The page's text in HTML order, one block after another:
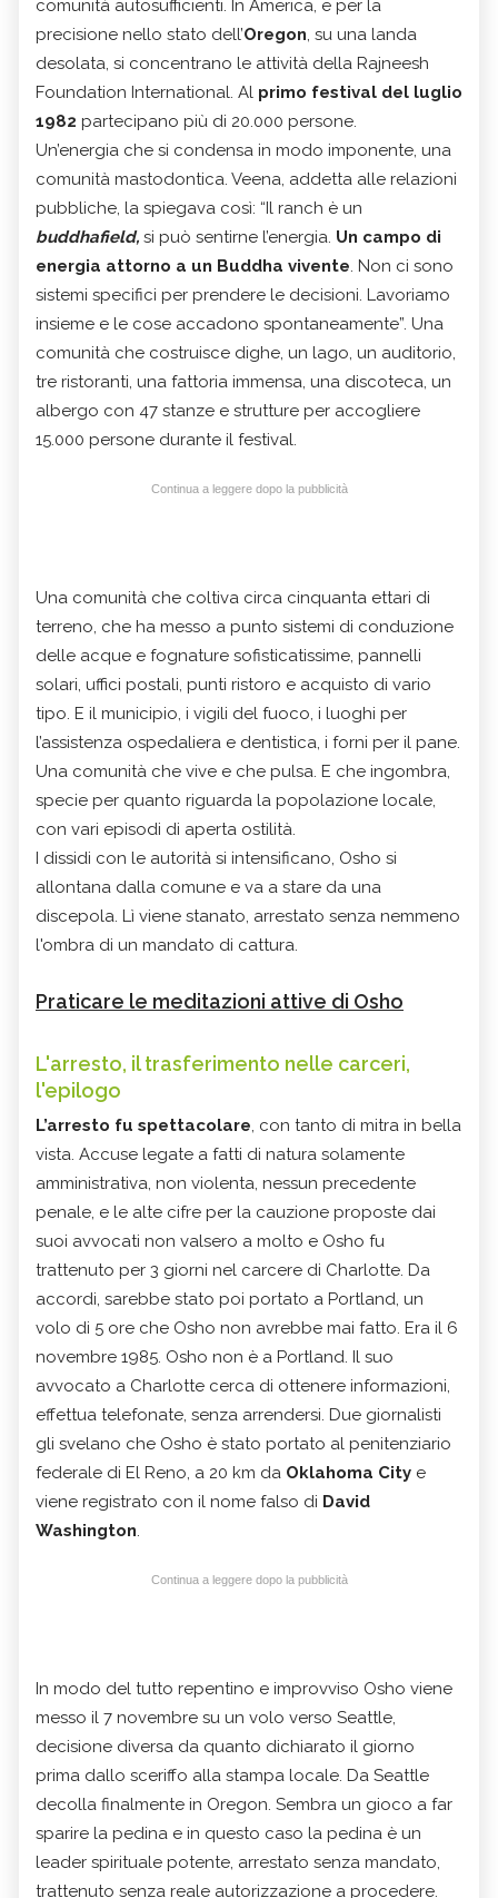
comunità autosufficienti. In America, e per la
precisione nello stato dell’Oregon, su una landa
desolata, si concentrano le attività della Rajneesh
Foundation International. Al primo festival del luglio
1982 partecipano più di 20.000 persone.
Un’energia che si condensa in modo imponente, una
comunità mastodontica. Veena, addetta alle relazioni
pubbliche, la spiegava così: “Il ranch è un
buddhafield, si può sentirne l’energia. Un campo di
energia attorno a un Buddha vivente. Non ci sono
sistemi specifici per prendere le decisioni. Lavoriamo
insieme e le cose accadono spontaneamente”. Una
comunità che costruisce dighe, un lago, un auditorio,
tre ristoranti, una fattoria immensa, una discoteca, un
albergo con 47 stanze e strutture per accogliere
15.000 persone durante il festival.
Continua a leggere dopo la pubblicità
Una comunità che coltiva circa cinquanta ettari di
terreno, che ha messo a punto sistemi di conduzione
delle acque e fognature sofisticatissime, pannelli
solari, uffici postali, punti ristoro e acquisto di vario
tipo. E il municipio, i vigili del fuoco, i luoghi per
l’assistenza ospedaliera e dentistica, i forni per il pane.
Una comunità che vive e che pulsa. E che ingombra,
specie per quanto riguarda la popolazione locale,
con vari episodi di aperta ostilità.
I dissidi con le autorità si intensificano, Osho si
allontana dalla comune e va a stare da una
discepola. Lì viene stanato, arrestato senza nemmeno
l'ombra di un mandato di cattura.
Praticare le meditazioni attive di Osho
L'arresto, il trasferimento nelle carceri,
l'epilogo
L’arresto fu spettacolare, con tanto di mitra in bella
vista. Accuse legate a fatti di natura solamente
amministrativa, non violenta, nessun precedente
penale, e le alte cifre per la cauzione proposte dai
suoi avvocati non valsero a molto e Osho fu
trattenuto per 3 giorni nel carcere di Charlotte. Da
accordi, sarebbe stato poi portato a Portland, un
volo di 5 ore che Osho non avrebbe mai fatto. Era il 6
novembre 1985. Osho non è a Portland. Il suo
avvocato a Charlotte cerca di ottenere informazioni,
effettua telefonate, senza arrendersi. Due giornalisti
gli svelano che Osho è stato portato al penitenziario
federale di El Reno, a 20 km da Oklahoma City e
viene registrato con il nome falso di David
Washington.
Continua a leggere dopo la pubblicità
In modo del tutto repentino e improvviso Osho viene
messo il 7 novembre su un volo verso Seattle,
decisione diversa da quanto dichiarato il giorno
prima dallo sceriffo alla stampa locale. Da Seattle
decolla finalmente in Oregon. Sembra un gioco a far
sparire la pedina e in questo caso la pedina è un
leader spirituale potente, arrestato senza mandato,
trattenuto senza reale autorizzazione a procedere.